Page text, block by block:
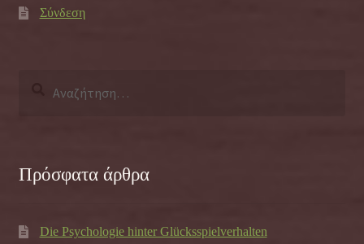
Σύνδεση
Πρόσφατα άρθρα
Die Psychologie hinter Glücksspielverhalten